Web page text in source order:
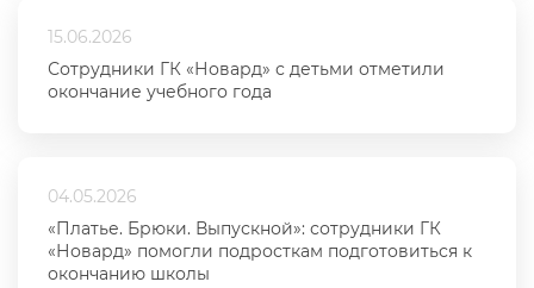
15.06.2026
Сотрудники ГК «Новард» с детьми отметили
окончание учебного года
04.05.2026
«Платье. Брюки. Выпускной»: сотрудники ГК
«Новард» помогли подросткам подготовиться к
окончанию школы